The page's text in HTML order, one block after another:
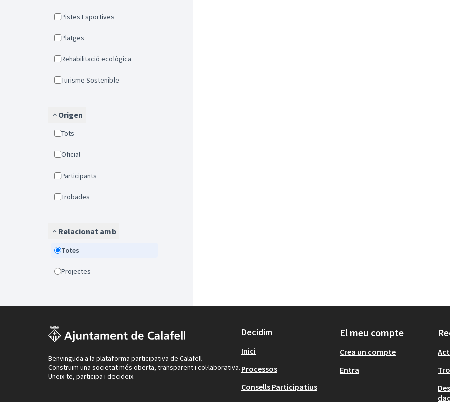
Pistes Esportives
Platges
Rehabilitació ecològica
Turisme Sostenible
Origen
Tots
Oficial
Participants
Trobades
Relacionat amb
Totes
Projectes
Benvinguda a la plataforma participativa de Calafell
Construïm una societat més oberta, transparent i col·laborativa.
Uneix-te, participa i decideix.
Decidim
Inici
Processos
Consells Participatius
El meu compte
Crea un compte
Entra